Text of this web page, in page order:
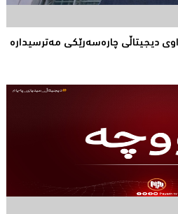
دیجیتاڵی چاره‌سه‌رێكی مه‌ترسیداره‌